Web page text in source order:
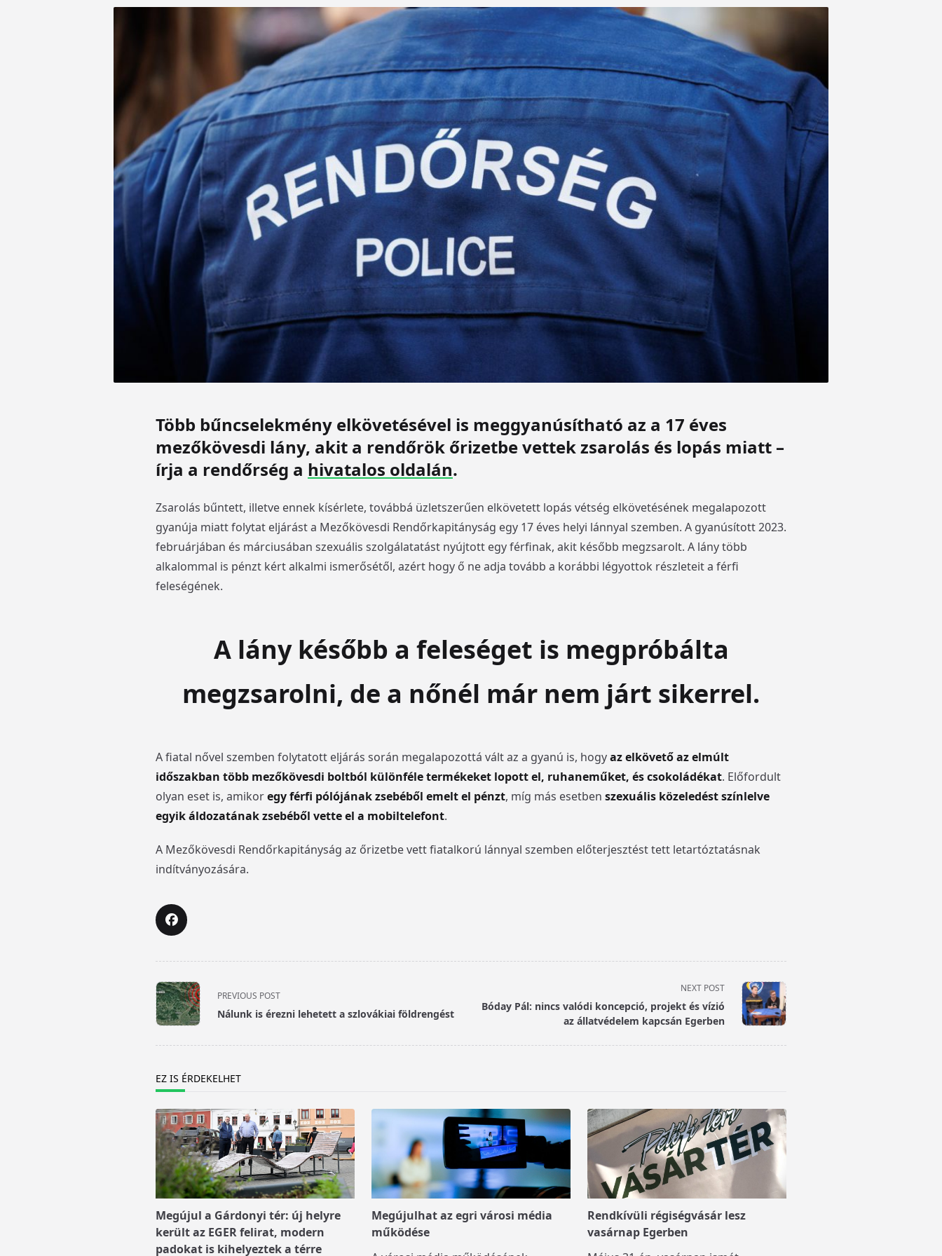
Több bűncselekmény elkövetésével is meggyanúsítható az a 17 éves
mezőkövesdi lány, akit a rendőrök őrizetbe vettek zsarolás és lopás miatt –
írja a rendőrség a hivatalos oldalán.
Zsarolás bűntett, illetve ennek kísérlete, továbbá üzletszerűen elkövetett lopás vétség elkövetésének megalapozott
gyanúja miatt folytat eljárást a Mezőkövesdi Rendőrkapitányság egy 17 éves helyi lánnyal szemben. A gyanúsított 2023.
februárjában és márciusában szexuális szolgálatatást nyújtott egy férfinak, akit később megzsarolt. A lány több
alkalommal is pénzt kért alkalmi ismerősétől, azért hogy ő ne adja tovább a korábbi légyottok részleteit a férfi
feleségének.
A lány később a feleséget is megpróbálta
megzsarolni, de a nőnél már nem járt sikerrel.
A fiatal nővel szemben folytatott eljárás során megalapozottá vált az a gyanú is, hogyaz elkövető az elmúlt
időszakban több mezőkövesdi boltból különféle termékeket lopott el, ruhaneműket, és csokoládékat. Előfordult
olyan eset is, amikoregy férfi pólójának zsebéből emelt el pénzt, míg más esetben szexuális közeledést színlelve
egyik áldozatának zsebéből vette el a mobiltelefont.
A Mezőkövesdi Rendőrkapitányság az őrizetbe vett fiatalkorú lánnyal szemben előterjesztést tett letartóztatásnak
indítványozására.
<span
class="nav-
subtitle
text">Page</span>
PREVIOUS POST
Nálunk is érezni lehetett a szlovákiai földrengést
NEXT POST
Bóday Pál: nincs valódi koncepció, projekt és vízió
az állatvédelem kapcsán Egerben
EZ IS ÉRDEKELHET
Megújul a Gárdonyi tér: új helyre
került az EGER felirat, modern
padokat is kihelyeztek a térre
Megújulhat az egri városi média
működése
Rendkívüli régiségvásár lesz
vasárnap Egerben